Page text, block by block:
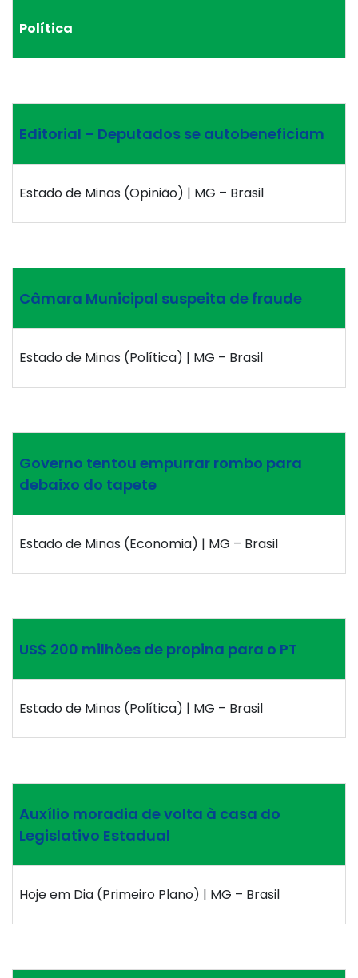
Política
Editorial – Deputados se autobeneficiam
Estado de Minas (Opinião) | MG – Brasil
Câmara Municipal suspeita de fraude
Estado de Minas (Política) | MG – Brasil
Governo tentou empurrar rombo para
debaixo do tapete
Estado de Minas (Economia) | MG – Brasil
US$ 200 milhões de propina para o PT
Estado de Minas (Política) | MG – Brasil
Auxílio moradia de volta à casa do
Legislativo Estadual
Hoje em Dia (Primeiro Plano) | MG – Brasil